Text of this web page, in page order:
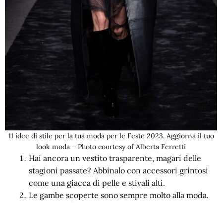
11 idee di stile per la tua moda per le Feste 2023. Aggiorna il tuo
look moda – Photo courtesy of Alberta Ferretti
Hai ancora un vestito trasparente, magari delle
stagioni passate? Abbinalo con accessori grintosi
come una giacca di pelle e stivali alti.
Le gambe scoperte sono sempre molto alla moda.